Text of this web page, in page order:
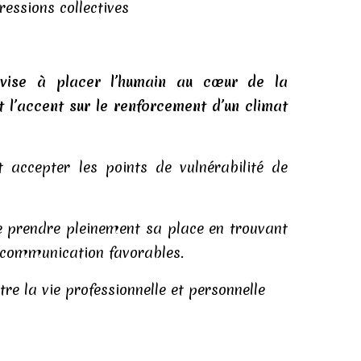
collectives
vise à placer l’humain au cœur de la
sur le renforcement d’un climat
accepter les points de vulnérabilité de
pleinement sa place en trouvant
favorables.
la vie professionnelle et personnelle